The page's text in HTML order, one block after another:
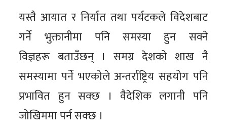
यस्तै आयात र निर्यात तथा पर्यटकले विदेशबाट
गर्ने भुक्तानीमा पनि समस्या हुन सक्ने
विज्ञहरू बताउँछन् । समग्र देशको शाख नै
समस्यामा पर्ने भएकोले अन्तर्राष्ट्रिय सहयोग पनि
प्रभावित हुन सक्छ । वैदेशिक लगानी पनि
जोखिममा पर्न सक्छ ।